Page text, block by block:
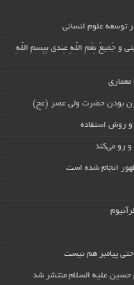
توسعه علوم انسانی
و جَمیعَ نِعَمِ اللّهِ عِندی بِبِسمِ اللّهِ
معماری
زن بودن حضرت ولی عصر (عج)
و روش استفاده
رو می‌کند
انجام شده است
پیامبر هم نیست
حسین علیه السلام منتشر شد